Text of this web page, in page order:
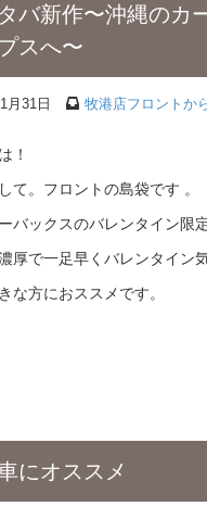
バ新作〜沖縄のカ
スへ〜
月31日 牧港店フロントか
！
て。フロントの島袋です 。
バックスのバレンタイン限
厚で一足早くバレンタイン
な方におススメです。
にオススメ